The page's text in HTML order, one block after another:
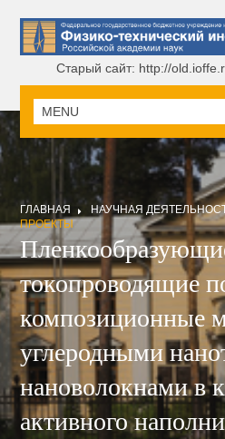
Старый сайт: http://
ГЛАВНАЯ НАУЧНАЯ
ПРОЕКТЫ
токопроводящие
композиционные
углеродными
нановолокнами в
активного